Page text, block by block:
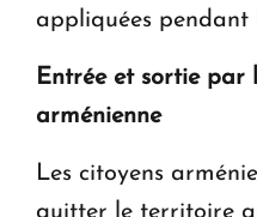
appliquées pendant
Entrée et sortie par
arménienne
Les citoyens
quitter le territoire